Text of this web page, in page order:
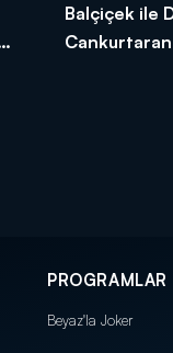
Balçiçek ile
PROGRAMLAR
Beyaz'la Joker